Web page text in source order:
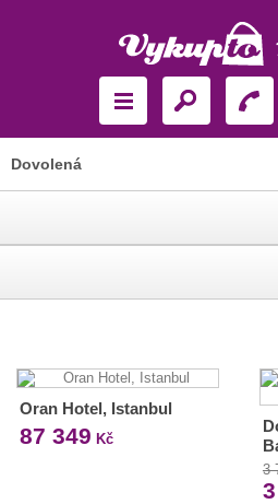
Dovolená
Oran Hotel, Istanbul
87 349 Kč
3